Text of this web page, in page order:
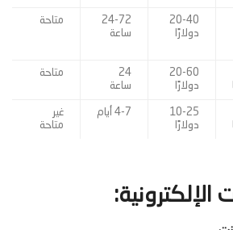
20-40
دولارًا
24-72
ساعة
متاحة
20-60
دولارًا
24
ساعة
متاحة
10-25
دولارًا
4-7 أيام
غير
متاحة
الإلكترونية: